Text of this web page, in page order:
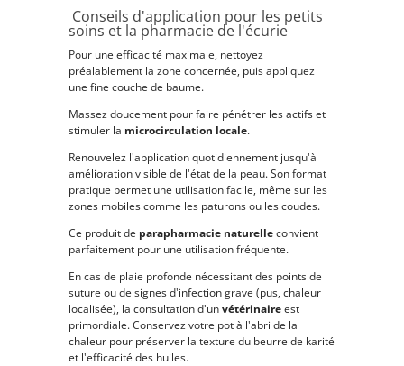
Conseils d'application pour les petits
soins et la pharmacie de l'écurie
Pour une efficacité maximale, nettoyez
préalablement la zone concernée, puis appliquez
une fine couche de baume.
Massez doucement pour faire pénétrer les actifs et
stimuler la microcirculation locale.
Renouvelez l'application quotidiennement jusqu'à
amélioration visible de l'état de la peau. Son format
pratique permet une utilisation facile, même sur les
zones mobiles comme les paturons ou les coudes.
Ce produit de parapharmacie naturelleconvient
parfaitement pour une utilisation fréquente.
En cas de plaie profonde nécessitant des points de
suture ou de signes d'infection grave (pus, chaleur
localisée), la consultation d'unvétérinaireest
primordiale. Conservez votre pot à l'abri de la
chaleur pour préserver la texture du beurre de karité
et l'efficacité des huiles.